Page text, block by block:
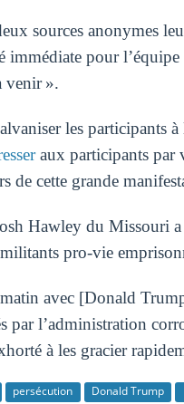
sources anonymes
pour l’équipe
venir ».
les participants
aux participants par
de cette grande
Hawley du Missouri a
pro-vie
avec [Donald
par l’administration
à les gracier
persécution Donald Trump